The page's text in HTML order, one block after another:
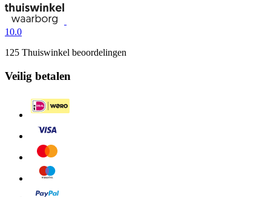
10.0
125 Thuiswinkel beoordelingen
Veilig betalen